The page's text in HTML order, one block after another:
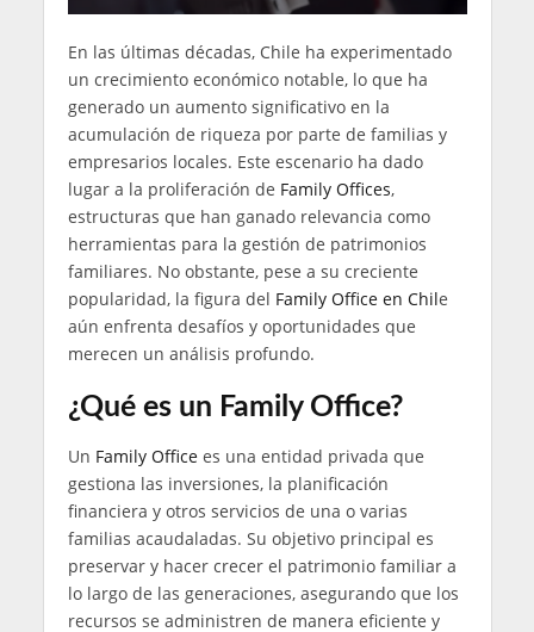
En las últimas décadas, Chile ha experimentado
un crecimiento económico notable, lo que ha
generado un aumento significativo en la
acumulación de riqueza por parte de familias y
empresarios locales. Este escenario ha dado
lugar a la proliferación de Family Offices,
estructuras que han ganado relevancia como
herramientas para la gestión de patrimonios
familiares. No obstante, pese a su creciente
popularidad, la figura del Family Office en Chile
aún enfrenta desafíos y oportunidades que
merecen un análisis profundo.
¿Qué es un Family Office?
Un Family Officees una entidad privada que
gestiona las inversiones, la planificación
financiera y otros servicios de una o varias
familias acaudaladas. Su objetivo principal es
preservar y hacer crecer el patrimonio familiar a
lo largo de las generaciones, asegurando que los
recursos se administren de manera eficiente y